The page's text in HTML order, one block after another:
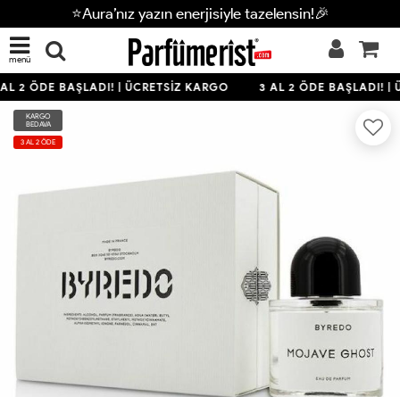
⭐Aura’nız yazın enerjisiyle tazelensin!🎉
menü
2 ÖDE BAŞLADI! | ÜCRETSİZ KARGO 3 AL 2 ÖDE BAŞLADI! |
KARGO
BEDAVA
3 AL 2 ÖDE